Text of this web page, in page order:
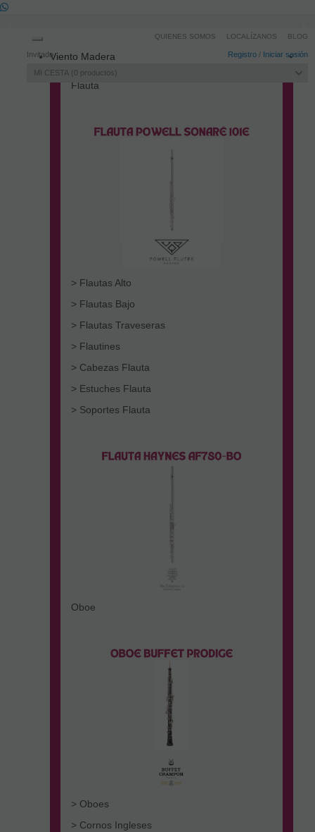
Invitado Registro / Iniciar sesión
MI CESTA 0 productos
QUIENES SOMOS LOCALÍZANOS BLOG
navigation
Viento Madera
Flauta
> Flautas Alto
> Flautas Bajo
> Flautas Traveseras
> Flautines
> Cabezas Flauta
> Estuches Flauta
> Soportes Flauta
Oboe
> Oboes
> Cornos Ingleses